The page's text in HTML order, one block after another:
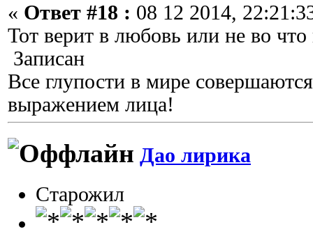
« Ответ #18 : 08 12 2014,
Тот верит в любовь или не во что
Записан
Все глупости в мире
выражением лица!
Дао лирика
Старожил